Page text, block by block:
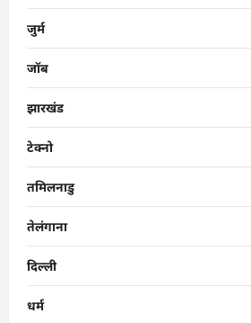
जुर्म
जॉब
झारखंड
टेक्नो
तमिलनाडु
तेलंगाना
दिल्ली
धर्म